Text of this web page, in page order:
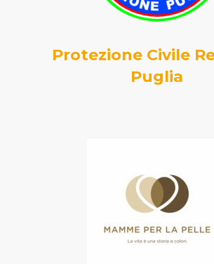
Protezione Civile
Puglia